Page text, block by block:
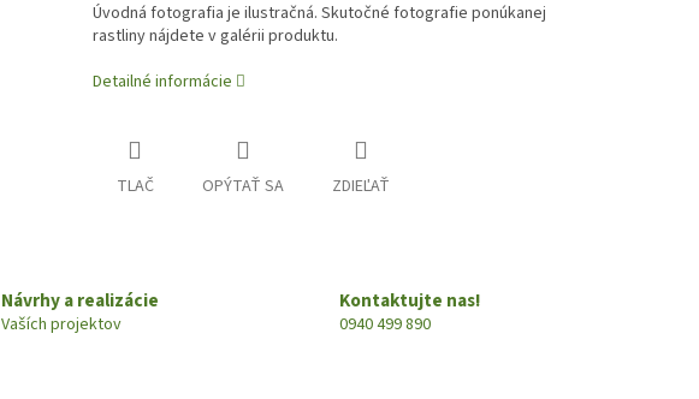
Úvodná fotografia je ilustračná. Skutočné fotografie ponúkanej
rastliny nájdete v galérii produktu.
Detailné informácie
TLAČ OPÝTAŤ SA ZDIEĽAŤ
Návrhy a realizácie
Vaších projektov
Kontaktujte nas!
0940 499 890